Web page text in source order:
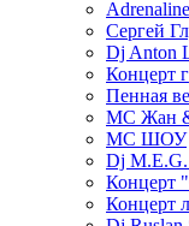
Сергей
Dj Anton
Концерт
Пенная
МС Жан &
МС ШОУ
Dj
Концерт
Концерт